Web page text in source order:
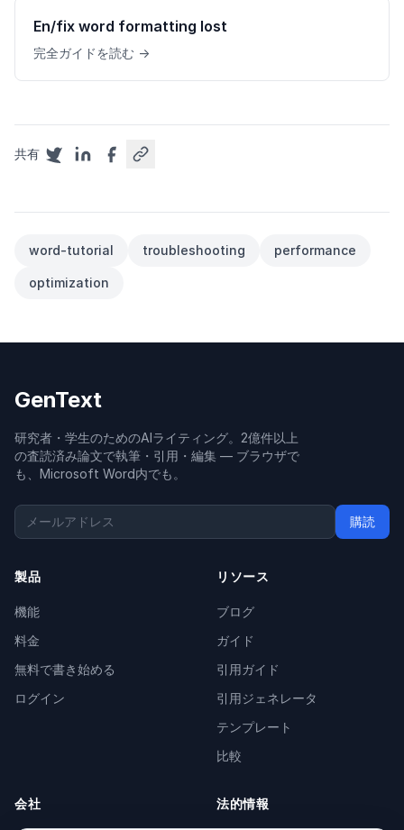
En/fix word formatting lost
完全ガイドを読む →
共有
word-tutorial troubleshooting performance
optimization
GenText
研究者・学生のためのAIライティング。2億件以上
の査読済み論文で執筆・引用・編集 — ブラウザで
も、Microsoft Word内でも。
購読
製品
機能
料金
無料で書き始める
ログイン
リソース
ブログ
ガイド
引用ガイド
引用ジェネレータ
テンプレート
比較
会社 法的情報